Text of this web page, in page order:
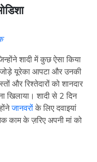
शादी में कुछ ऐसा किया
जोड़े यूरेका आपटा और उनकी
और रिश्तेदारों को शानदार
खिलाया। शादी से 2 दिन
जानवरोंके लिए दवाइयां
काम के ज़रिए अपनी मां को